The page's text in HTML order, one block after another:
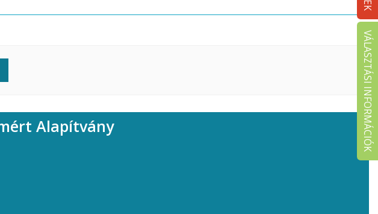
VÁLASZTÁSI INFORMÁCIÓK
Alapítvány